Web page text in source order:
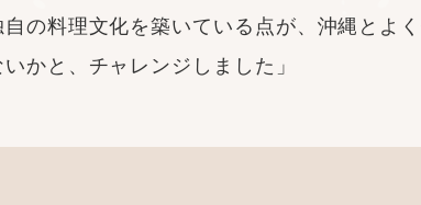
の料理文化を築いている点が、沖縄とよ
かと、チャレンジしました」